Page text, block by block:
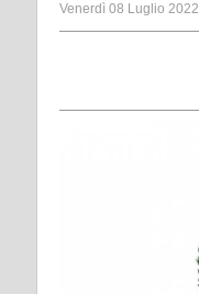
Venerdì 08 Luglio 2022